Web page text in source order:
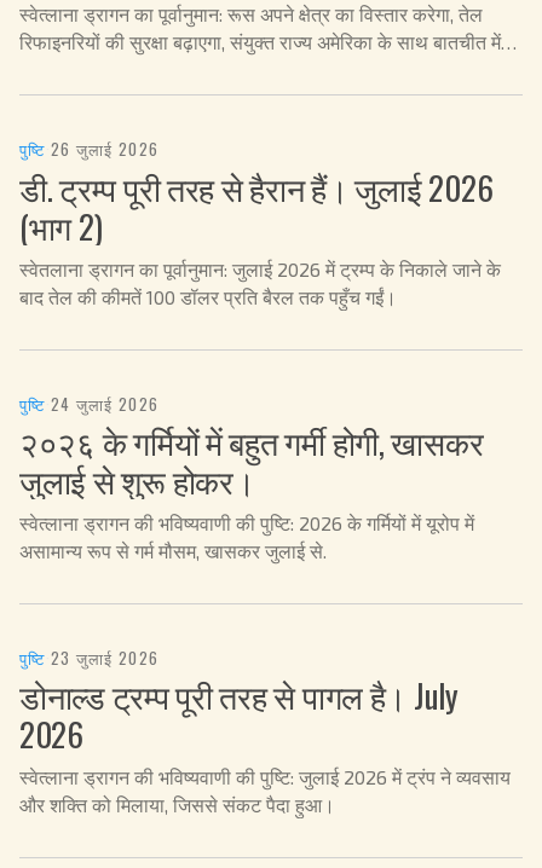
स्वेत्लाना ड्रागन का पूर्वानुमान: रूस अपने क्षेत्र का विस्तार करेगा, तेल
रिफाइनरियों की सुरक्षा बढ़ाएगा, संयुक्त राज्य अमेरिका के साथ बातचीत में
पुष्टि 26 जुलाई 2026
डी. ट्रम्प पूरी तरह से हैरान हैं। जुलाई 2026
(भाग 2)
स्वेतलाना ड्रागन का पूर्वानुमान: जुलाई 2026 में ट्रम्प के निकाले जाने के
बाद तेल की कीमतें 100 डॉलर प्रति बैरल तक पहुँच गईं।
पुष्टि 24 जुलाई 2026
२०२६ के गर्मियों में बहुत गर्मी होगी, खासकर
जुलाई से शुरू होकर।
स्वेत्लाना ड्रागन की भविष्यवाणी की पुष्टि: 2026 के गर्मियों में यूरोप में
असामान्य रूप से गर्म मौसम, खासकर जुलाई से.
पुष्टि 23 जुलाई 2026
डोनाल्ड ट्रम्प पूरी तरह से पागल है। July
2026
स्वेत्लाना ड्रागन की भविष्यवाणी की पुष्टि: जुलाई 2026 में ट्रंप ने व्यवसाय
और शक्ति को मिलाया, जिससे संकट पैदा हुआ।